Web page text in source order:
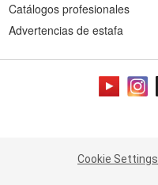
Cookie Settings
Catálogos profesionales
Advertencias de estafa
Cookie Settings